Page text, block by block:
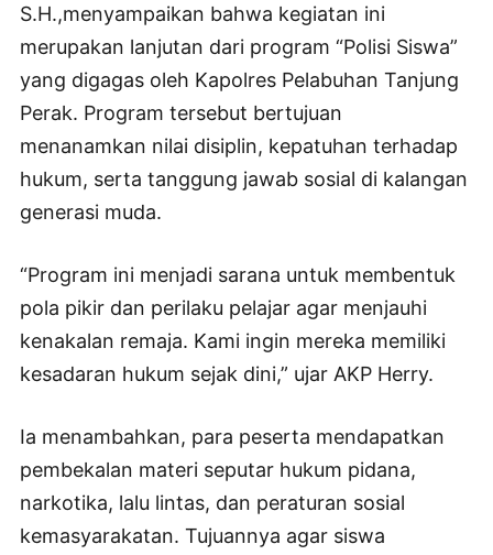
S.H.,menyampaikan bahwa kegiatan ini
merupakan lanjutan dari program “Polisi Siswa”
yang digagas oleh Kapolres Pelabuhan Tanjung
Perak. Program tersebut bertujuan
menanamkan nilai disiplin, kepatuhan terhadap
hukum, serta tanggung jawab sosial di kalangan
generasi muda.
“Program ini menjadi sarana untuk membentuk
pola pikir dan perilaku pelajar agar menjauhi
kenakalan remaja. Kami ingin mereka memiliki
kesadaran hukum sejak dini,” ujar AKP Herry.
Ia menambahkan, para peserta mendapatkan
pembekalan materi seputar hukum pidana,
narkotika, lalu lintas, dan peraturan sosial
kemasyarakatan. Tujuannya agar siswa